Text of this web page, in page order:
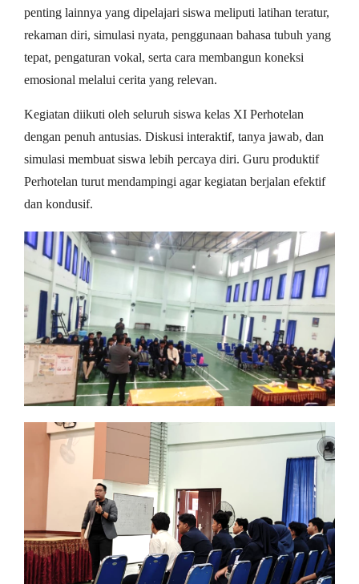
penting lainnya yang dipelajari siswa meliputi latihan teratur,
rekaman diri, simulasi nyata, penggunaan bahasa tubuh yang
tepat, pengaturan vokal, serta cara membangun koneksi
emosional melalui cerita yang relevan.
Kegiatan diikuti oleh seluruh siswa kelas XI Perhotelan
dengan penuh antusias. Diskusi interaktif, tanya jawab, dan
simulasi membuat siswa lebih percaya diri. Guru produktif
Perhotelan turut mendampingi agar kegiatan berjalan efektif
dan kondusif.